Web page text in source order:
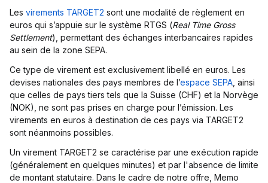
Les virements TARGET2 sont une modalité de règlement en
euros qui s’appuie sur le système RTGS (Real Time Gross
Settlement), permettant des échanges interbancaires rapides
au sein de la zone SEPA.
Ce type de virement est exclusivement libellé en euros. Les
devises nationales des pays membres de l’espace SEPA , ainsi
que celles de pays tiers tels que la Suisse (CHF) et la Norvège
(NOK), ne sont pas prises en charge pour l’émission. Les
virements en euros à destination de ces pays via TARGET2
sont néanmoins possibles.
Un virement TARGET2 se caractérise par une exécution rapide
(généralement en quelques minutes) et par l'absence de limite
de montant statutaire. Dans le cadre de notre offre, Memo